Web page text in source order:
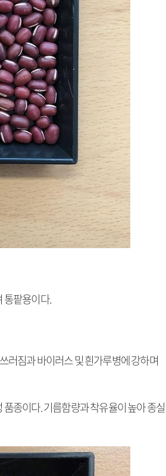
통팥용이다.
러짐과 바이러스 및 흰가루병에 강하며
종이다. 기름함량과 착유율이 높아 종실